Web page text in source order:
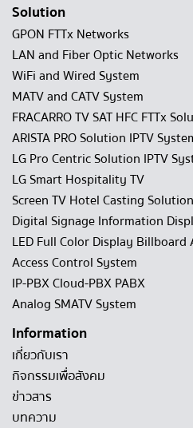
Solution
GPON FTTx Networks
LAN and Fiber Optic Networks
WiFi and Wired System
MATV and CATV System
FRACARRO TV SAT HFC FTTx
ARISTA PRO Solution IPTV
LG Pro Centric Solution IPTV
LG Smart Hospitality TV
Screen TV Hotel Casting Solution
Digital Signage Information
LED Full Color Display
Access Control System
IP-PBX Cloud-PBX PABX
Analog SMATV System
Information
เกี่ยวกับเรา
กิจกรรมเพื่อสังคม
ข่าวสาร
บทความ